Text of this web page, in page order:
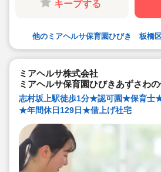
ふれる保育園です。
◇面接担当の園長先生の元で
ができます♪
キープする
他のミアヘルサ保育園ひびき 板橋
ミアヘルサ株式会社
ミアヘルサ保育園ひびきあずさわ
志村坂上駅徒歩1分★認可園★保育士
★年間休日129日★借上げ社宅